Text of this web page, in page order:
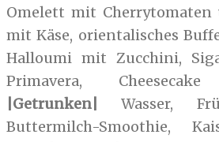
Omelett mit Cherrytomaten
mit Käse, orientalisches
Halloumi mit Zucchini,
Primavera, Cheesecake
|Getrunken|
Wasser,
Buttermilch-Smoothie,